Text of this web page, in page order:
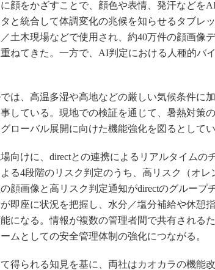
顔をかざすことで、顔色や表情、発汗などを
と統合して体調変化の兆候を知らせるタブレ
土木現場などで使用され、約40万件の顔画像
ねてきた。一方で、AI判定における人種的バ
は、高温多湿や高地などの厳しい気候条件に
している。現地での検証を通じて、暑熱対策
ローバル展開に向けた機能強化を図るとしてい
向けに、directとの連携によるリアルタイムの
る4段階のリスク判定のうち、高リスク（オレ
顔画像と高リスク判定通知がdirectのグループ
即座に状況を把握し、水分／塩分補給や休憩
になる。情報が複数の管理者間で共有される
ムとしての安全管理体制の強化につながる。
得られる知見を基に、両社はカオカラの機能